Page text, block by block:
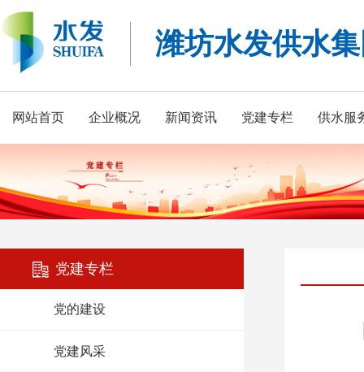
潍坊水发供水
网站首页 企业概况 新闻资讯 党建专栏 供水服
党建专栏
党的建设
党建风采